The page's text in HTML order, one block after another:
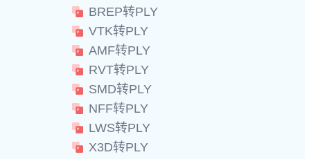
BREP转PLY
VTK转PLY
AMF转PLY
RVT转PLY
SMD转PLY
NFF转PLY
LWS转PLY
X3D转PLY